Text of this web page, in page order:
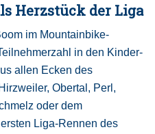
Herzstück der Liga
im Mountainbike-
in den Kinder-
allen Ecken des
Obertal, Perl,
oder dem
Liga-Rennen des